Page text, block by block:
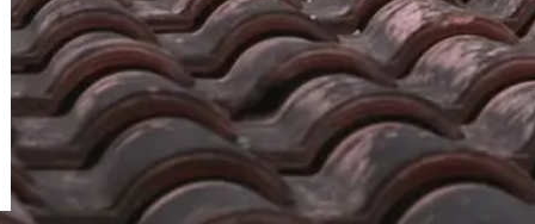
d’en prendre soin et de la nettoyer de temps à autre. Se
dans le 66500, vous êtes chanceux parce qu’une entreprise qui
nomme Brun renovation situant à Molitg Les Bains a des couvreurs
capable de redonner l’esthétique et performance de votre tuile.
aussi la rendre plus adéquate et conforme à votre sécurité
À l’aide de leurs outils dernier cri, votre tuile sera réparée à
perfection et tous cela avec un tarif minime.